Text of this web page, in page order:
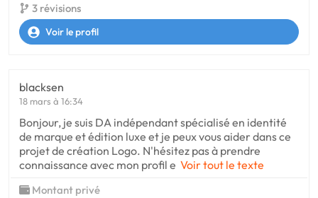
3 révisions
Voir le profil
blacksen
18 mars à 16:34
Bonjour, je suis DA indépendant spécialisé en identité
de marque et édition luxe et je peux vous aider dans ce
projet de création Logo. N'hésitez pas à prendre
connaissance avec mon profil e Voir tout le texte
Montant privé